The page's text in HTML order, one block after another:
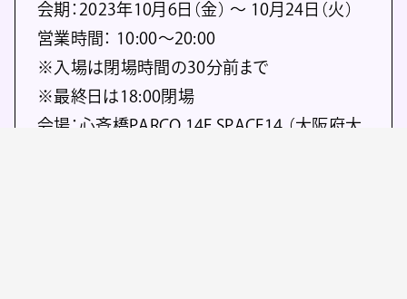
会期：2023年10月6日（金） 〜 10月24日（火）
営業時間： 10:00〜20:00
※入場は閉場時間の30分前まで
※最終日は18:00閉場
会場：心斎橋PARCO 14F SPACE14 （大阪府大